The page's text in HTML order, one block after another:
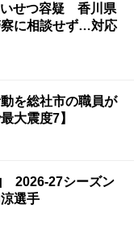
せつ容疑 香川県
に相談せず…対応
を総社市の職員が
大震度7】
2026-27シーズン
選手